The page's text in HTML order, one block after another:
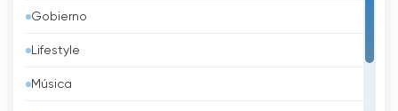
Bangladesh
Barbados
Belarus
Gobierno
Lifestyle
Música